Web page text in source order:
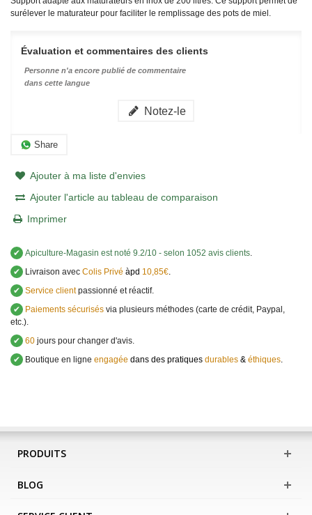
surélever le maturateur pour faciliter le remplissage des pots de miel.
Évaluation et commentaires des clients
Personne n'a encore publié de commentaire
dans cette langue
Notez-le
Share
Ajouter à ma liste d'envies
Ajouter l'article au tableau de comparaison
Imprimer
✔ Apiculture-Magasin est noté 9.2/10 - selon 1052 avis clients.
✔
Livraison avec Colis Privé àpd 10,85€.
✔ Service clientpassionné et réactif.
✔
Paiements sécurisés via plusieurs méthodes (carte de crédit, Paypal,
etc.).
✔ 60 jours pour changer d'avis.
✔
Boutique en ligne engagée dans des pratiques durables & éthiques.
PRODUITS
BLOG